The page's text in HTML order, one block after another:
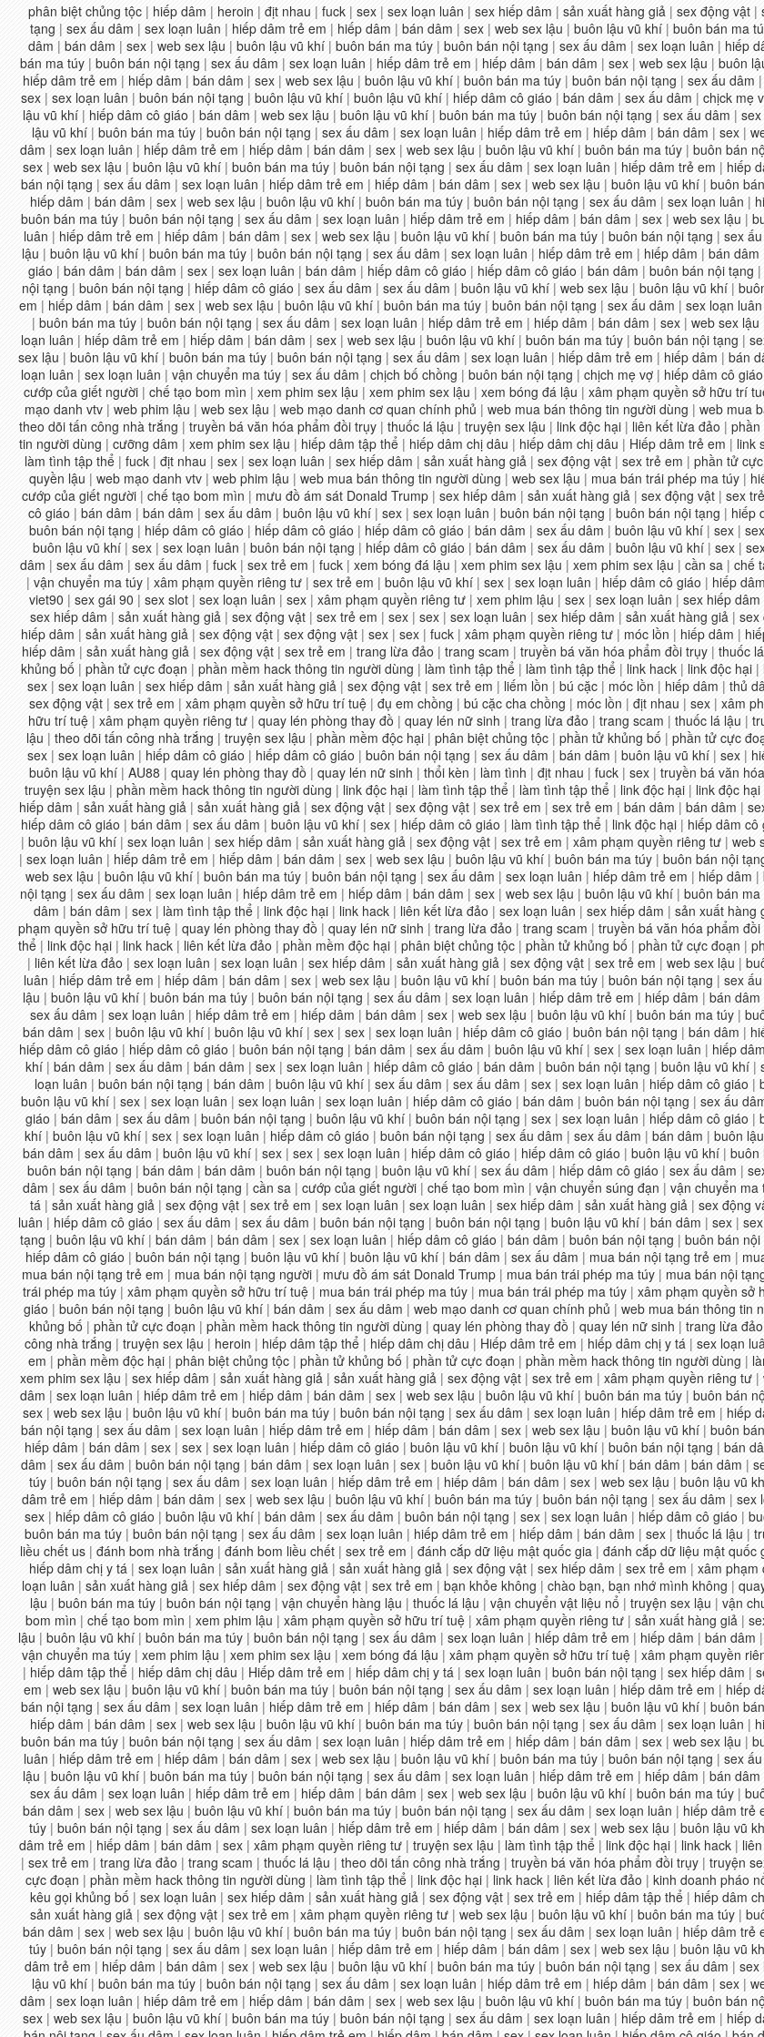
phân biệt chủng tộc| hiếp dâm | heroin | địt nhau | fuck| sex| sex loạn luân | sex hiếp dâm | sản xuất hàng giả | sex động vật|
tạng | sex ấu dâm | sex loạn luân | hiếp dâm trẻ em | hiếp dâm | bán dâm | sex | web sex lậu | buôn lậu vũ khí | buôn bán ma
dâm | bán dâm | sex| web sex lậu | buôn lậu vũ khí| buôn bán ma túy| buôn bán nội tạng | sex ấu dâm | sex loạn luân | hiếp
bán ma túy| buôn bán nội tạng | sex ấu dâm | sex loạn luân | hiếp dâm trẻ em | hiếp dâm | bán dâm | sex| web sex lậu | buôn
hiếp dâm trẻ em | hiếp dâm | bán dâm | sex | web sex lậu | buôn lậu vũ khí | buôn bán ma túy | buôn bán nội tạng | sex ấu dâm |
sex | sex loạn luân | buôn bán nội tạng | buôn lậu vũ khí| buôn lậu vũ khí | hiếp dâm cô giáo | bán dâm | sex ấu dâm | chịck mẹ
lậu vũ khí | hiếp dâm cô giáo | bán dâm | web sex lậu | buôn lậu vũ khí | buôn bán ma túy | buôn bán nội tạng | sex ấu dâm |
lậu vũ khí | buôn bán ma túy | buôn bán nội tạng | sex ấu dâm | sex loạn luân | hiếp dâm trẻ em | hiếp dâm | bán dâm | sex |
dâm | sex loạn luân | hiếp dâm trẻ em | hiếp dâm | bán dâm | sex | web sex lậu | buôn lậu vũ khí | buôn bán ma túy | buôn bán
sex | web sex lậu | buôn lậu vũ khí | buôn bán ma túy | buôn bán nội tạng | sex ấu dâm | sex loạn luân | hiếp dâm trẻ em | hiếp
bán nội tạng | sex ấu dâm | sex loạn luân | hiếp dâm trẻ em | hiếp dâm | bán dâm | sex | web sex lậu | buôn lậu vũ khí | buôn
hiếp dâm | bán dâm | sex | web sex lậu | buôn lậu vũ khí | buôn bán ma túy | buôn bán nội tạng | sex ấu dâm | sex loạn luân |
buôn bán ma túy | buôn bán nội tạng | sex ấu dâm | sex loạn luân | hiếp dâm trẻ em | hiếp dâm | bán dâm | sex | web sex lậu |
luân | hiếp dâm trẻ em | hiếp dâm | bán dâm | sex| web sex lậu | buôn lậu vũ khí| buôn bán ma túy| buôn bán nội tạng | sex
lậu | buôn lậu vũ khí | buôn bán ma túy | buôn bán nội tạng | sex ấu dâm | sex loạn luân | hiếp dâm trẻ em | hiếp dâm | bán dâm
giáo | bán dâm | bán dâm | sex| sex loạn luân | bán dâm | hiếp dâm cô giáo | hiếp dâm cô giáo| bán dâm | buôn bán nội tạng |
nội tạng | buôn bán nội tạng | hiếp dâm cô giáo | sex ấu dâm | sex ấu dâm | buôn lậu vũ khí | web sex lậu | buôn lậu vũ khí |
em | hiếp dâm | bán dâm | sex | web sex lậu | buôn lậu vũ khí | buôn bán ma túy | buôn bán nội tạng | sex ấu dâm | sex loạn luân
| buôn bán ma túy| buôn bán nội tạng | sex ấu dâm | sex loạn luân | hiếp dâm trẻ em | hiếp dâm | bán dâm | sex| web sex lậu
loạn luân | hiếp dâm trẻ em | hiếp dâm | bán dâm | sex | web sex lậu | buôn lậu vũ khí | buôn bán ma túy | buôn bán nội tạng |
sex lậu | buôn lậu vũ khí | buôn bán ma túy | buôn bán nội tạng | sex ấu dâm | sex loạn luân | hiếp dâm trẻ em | hiếp dâm | bán
loạn luân | sex loạn luân | vận chuyển ma túy | sex ấu dâm | chịch bố chồng | buôn bán nội tạng | chịch mẹ vợ | hiếp dâm cô giáo
cướp của giết người | chế tạo bom mìn | xem phim sex lậu | xem phim sex lậu | xem bóng đá lậu | xâm phạm quyền sở hữu trí
mạo danh vtv| web phim lậu | web sex lậu | web mạo danh cơ quan chính phủ | web mua bán thông tin người dùng | web mua
theo dõi tấn công nhà trắng | truyền bá văn hóa phẩm đồi trụy| thuốc lá lậu | truyện sex lậu | link độc hại| liên kết lừa đảo | phần
tin người dùng | cưỡng dâm | xem phim sex lậu | hiếp dâm tập thể| hiếp dâm chị dâu | hiếp dâm chị dâu | Hiếp dâm trẻ em | link
làm tình tập thể | fuck | địt nhau | sex | sex loạn luân | sex hiếp dâm | sản xuất hàng giả | sex động vật | sex trẻ em | phần tử
quyền lậu | web mạo danh vtv| web phim lậu | web mua bán thông tin người dùng | web sex lậu | mua bán trái phép ma túy|
cướp của giết người | chế tạo bom mìn | mưu đồ ám sát Donald Trump | sex hiếp dâm | sản xuất hàng giả | sex động vật | sex
cô giáo | bán dâm | bán dâm | sex ấu dâm | buôn lậu vũ khí| sex| sex loạn luân | buôn bán nội tạng | buôn bán nội tạng | hiếp
buôn bán nội tạng | hiếp dâm cô giáo| hiếp dâm cô giáo | hiếp dâm cô giáo | bán dâm | sex ấu dâm | buôn lậu vũ khí| sex|
buôn lậu vũ khí| sex| sex loạn luân | buôn bán nội tạng | hiếp dâm cô giáo | bán dâm | sex ấu dâm | buôn lậu vũ khí| sex|
dâm | sex ấu dâm | sex ấu dâm | fuck | sex trẻ em | fuck | xem bóng đá lậu | xem phim sex lậu | xem phim sex lậu | cần sa | chế
| vận chuyển ma túy| xâm phạm quyền riêng tư| sex trẻ em | buôn lậu vũ khí| sex| sex loạn luân | hiếp dâm cô giáo | hiếp
viet90| sex gái 90 | sex slot| sex loạn luân | sex| xâm phạm quyền riêng tư| xem phim lậu | sex| sex loạn luân | sex hiếp dâm
sex hiếp dâm | sản xuất hàng giả| sex động vật| sex trẻ em | sex| sex| sex loạn luân | sex hiếp dâm | sản xuất hàng giả | sex
hiếp dâm | sản xuất hàng giả | sex động vật| sex động vật| sex| sex| fuck| xâm phạm quyền riêng tư| móc lồn | hiếp dâm |
hiếp dâm | sản xuất hàng giả | sex động vật| sex trẻ em | trang lừa đảo| trang scam | truyền bá văn hóa phẩm đồi trụy| thuốc
khủng bố | phần tử cực đoạn | phần mềm hack thông tin người dùng | làm tình tập thể | làm tình tập thể | link hack | link độc hại |
sex| sex loạn luân | sex hiếp dâm | sản xuất hàng giả | sex động vật| sex trẻ em | liếm lồn | bú cặc| móc lồn | hiếp dâm | thủ
sex động vật | sex trẻ em | xâm phạm quyền sở hữu trí tuệ | đụ em chồng | bú cặc cha chồng | móc lồn | địt nhau | sex | xâm
hữu trí tuệ | xâm phạm quyền riêng tư | quay lén phòng thay đồ | quay lén nữ sinh | trang lừa đảo | trang scam | thuốc lá lậu |
lậu | theo dõi tấn công nhà trắng | truyện sex lậu | phần mềm độc hại | phân biệt chủng tộc | phần tử khủng bố | phần tử cực
sex | sex loạn luân | hiếp dâm cô giáo | hiếp dâm cô giáo | buôn bán nội tạng | sex ấu dâm | bán dâm | buôn lậu vũ khí | sex |
buôn lậu vũ khí| AU88| quay lén phòng thay đồ| quay lén nữ sinh | thổi kèn | làm tình | địt nhau | fuck| sex| truyền bá văn
truyện sex lậu | phần mềm hack thông tin người dùng | link độc hại| làm tình tập thể| làm tình tập thể| link độc hại| link độc hại
hiếp dâm | sản xuất hàng giả | sản xuất hàng giả | sex động vật | sex động vật | sex trẻ em | sex trẻ em | bán dâm | bán dâm |
hiếp dâm cô giáo | bán dâm | sex ấu dâm | buôn lậu vũ khí| sex| hiếp dâm cô giáo| làm tình tập thể| link độc hại| hiếp dâm cô
| buôn lậu vũ khí | sex loạn luân | sex hiếp dâm | sản xuất hàng giả | sex động vật | sex trẻ em | xâm phạm quyền riêng tư | web
| sex loạn luân | hiếp dâm trẻ em | hiếp dâm | bán dâm | sex | web sex lậu | buôn lậu vũ khí | buôn bán ma túy | buôn bán nội
web sex lậu | buôn lậu vũ khí | buôn bán ma túy | buôn bán nội tạng | sex ấu dâm | sex loạn luân | hiếp dâm trẻ em | hiếp dâm |
nội tạng | sex ấu dâm | sex loạn luân | hiếp dâm trẻ em | hiếp dâm | bán dâm | sex| web sex lậu | buôn lậu vũ khí| buôn bán ma
dâm | bán dâm | sex | làm tình tập thể | link độc hại | link hack | liên kết lừa đảo | sex loạn luân | sex hiếp dâm | sản xuất hàng
phạm quyền sở hữu trí tuệ | quay lén phòng thay đồ | quay lén nữ sinh | trang lừa đảo | trang scam | truyền bá văn hóa phẩm đồi
thể | link độc hại | link hack | liên kết lừa đảo | phần mềm độc hại | phân biệt chủng tộc | phần tử khủng bố | phần tử cực đoạn |
| liên kết lừa đảo | sex loạn luân | sex loạn luân | sex hiếp dâm | sản xuất hàng giả | sex động vật | sex trẻ em | web sex lậu |
luân | hiếp dâm trẻ em | hiếp dâm | bán dâm | sex| web sex lậu | buôn lậu vũ khí| buôn bán ma túy| buôn bán nội tạng | sex
lậu | buôn lậu vũ khí| buôn bán ma túy| buôn bán nội tạng | sex ấu dâm | sex loạn luân | hiếp dâm trẻ em | hiếp dâm | bán dâm
sex ấu dâm | sex loạn luân | hiếp dâm trẻ em | hiếp dâm | bán dâm | sex | web sex lậu | buôn lậu vũ khí | buôn bán ma túy |
bán dâm | sex | buôn lậu vũ khí | buôn lậu vũ khí | sex | sex | sex loạn luân | hiếp dâm cô giáo | buôn bán nội tạng | bán dâm |
hiếp dâm cô giáo | hiếp dâm cô giáo | buôn bán nội tạng | bán dâm | sex ấu dâm | buôn lậu vũ khí | sex | sex loạn luân | hiếp
khí| bán dâm | sex ấu dâm | bán dâm | sex | sex loạn luân | hiếp dâm cô giáo | bán dâm | buôn bán nội tạng | buôn lậu vũ khí |
loạn luân | buôn bán nội tạng | bán dâm | buôn lậu vũ khí| sex ấu dâm | sex ấu dâm | sex| sex loạn luân | hiếp dâm cô giáo|
buôn lậu vũ khí | sex | sex loạn luân | sex loạn luân | sex loạn luân | hiếp dâm cô giáo | bán dâm | buôn bán nội tạng | sex ấu
giáo | bán dâm | sex ấu dâm | buôn bán nội tạng | buôn lậu vũ khí| buôn bán nội tạng | sex| sex loạn luân | hiếp dâm cô giáo|
khí| buôn lậu vũ khí| sex| sex loạn luân | hiếp dâm cô giáo | buôn bán nội tạng | sex ấu dâm | sex ấu dâm | bán dâm | buôn
bán dâm | sex ấu dâm | buôn lậu vũ khí | sex | sex | sex loạn luân | hiếp dâm cô giáo | hiếp dâm cô giáo | buôn lậu vũ khí | buôn
buôn bán nội tạng | bán dâm | bán dâm | buôn bán nội tạng | buôn lậu vũ khí| sex ấu dâm | hiếp dâm cô giáo | sex ấu dâm |
dâm | sex ấu dâm | buôn bán nội tạng | cần sa | cướp của giết người | chế tạo bom mìn | vận chuyển súng đạn | vận chuyển ma
tá | sản xuất hàng giả | sex động vật | sex trẻ em | sex loạn luân | sex loạn luân | sex hiếp dâm | sản xuất hàng giả | sex động
luân | hiếp dâm cô giáo | sex ấu dâm | sex ấu dâm | buôn bán nội tạng | buôn bán nội tạng | buôn lậu vũ khí | bán dâm | sex |
tạng | buôn lậu vũ khí | bán dâm | bán dâm | sex | sex loạn luân | hiếp dâm cô giáo | bán dâm | buôn bán nội tạng | buôn bán nội
hiếp dâm cô giáo | buôn bán nội tạng | buôn lậu vũ khí | buôn lậu vũ khí | bán dâm | sex ấu dâm | mua bán nội tạng trẻ em |
mua bán nội tạng trẻ em | mua bán nội tạng người| mưu đồ ám sát Donald Trump| mua bán trái phép ma túy| mua bán nội
trái phép ma túy| xâm phạm quyền sở hữu trí tuệ| mua bán trái phép ma túy| mua bán trái phép ma túy| xâm phạm quyền sở
giáo| buôn bán nội tạng | buôn lậu vũ khí| bán dâm | sex ấu dâm | web mạo danh cơ quan chính phủ | web mua bán thông tin
khủng bố | phần tử cực đoạn | phần mềm hack thông tin người dùng | quay lén phòng thay đồ | quay lén nữ sinh | trang lừa đảo
công nhà trắng | truyện sex lậu | heroin | hiếp dâm tập thể | hiếp dâm chị dâu | Hiếp dâm trẻ em | hiếp dâm chị y tá | sex loạn
em | phần mềm độc hại| phân biệt chủng tộc| phần tử khủng bố | phần tử cực đoạn | phần mềm hack thông tin người dùng |
xem phim sex lậu | sex hiếp dâm | sản xuất hàng giả | sản xuất hàng giả | sex động vật| sex trẻ em | xâm phạm quyền riêng tư|
dâm | sex loạn luân | hiếp dâm trẻ em | hiếp dâm | bán dâm | sex | web sex lậu | buôn lậu vũ khí | buôn bán ma túy | buôn bán
sex | web sex lậu | buôn lậu vũ khí| buôn bán ma túy | buôn bán nội tạng | sex ấu dâm | sex loạn luân | hiếp dâm trẻ em | hiếp
bán nội tạng | sex ấu dâm | sex loạn luân | hiếp dâm trẻ em | hiếp dâm | bán dâm | sex | web sex lậu | buôn lậu vũ khí | buôn
hiếp dâm | bán dâm | sex| sex| sex loạn luân | hiếp dâm cô giáo| buôn lậu vũ khí| buôn lậu vũ khí| buôn bán nội tạng | bán
dâm | sex ấu dâm | buôn bán nội tạng | bán dâm | sex loạn luân | sex | buôn lậu vũ khí | buôn lậu vũ khí | bán dâm | bán dâm |
túy | buôn bán nội tạng | sex ấu dâm | sex loạn luân | hiếp dâm trẻ em | hiếp dâm | bán dâm | sex | web sex lậu | buôn lậu vũ
dâm trẻ em | hiếp dâm | bán dâm | sex| web sex lậu | buôn lậu vũ khí| buôn bán ma túy| buôn bán nội tạng | sex ấu dâm | sex
sex| hiếp dâm cô giáo | buôn lậu vũ khí| bán dâm | sex ấu dâm | buôn bán nội tạng | sex| sex loạn luân | hiếp dâm cô giáo |
buôn bán ma túy| buôn bán nội tạng | sex ấu dâm | sex loạn luân | hiếp dâm trẻ em | hiếp dâm | bán dâm | sex| thuốc lá lậu |
liều chết us | đánh bom nhà trắng | đánh bom liều chết | sex trẻ em | đánh cắp dữ liệu mật quốc gia | đánh cắp dữ liệu mật quốc
hiếp dâm chị y tá | sex loạn luân | sản xuất hàng giả | sản xuất hàng giả | sex động vật| sex hiếp dâm | sex trẻ em | xâm phạm
loạn luân | sản xuất hàng giả | sex hiếp dâm | sex động vật| sex trẻ em | bạn khỏe không | chào bạn, bạn nhớ mình không |
lậu | buôn bán ma túy | buôn bán nội tạng | vận chuyển hàng lậu | thuốc lá lậu | vận chuyển vật liệu nổ | truyện sex lậu | vận
bom mìn | chế tạo bom mìn | xem phim lậu | xâm phạm quyền sở hữu trí tuệ | xâm phạm quyền riêng tư | sản xuất hàng giả |
lậu | buôn lậu vũ khí | buôn bán ma túy | buôn bán nội tạng | sex ấu dâm | sex loạn luân | hiếp dâm trẻ em | hiếp dâm | bán dâm |
vận chuyển ma túy| xem phim lậu | xem phim sex lậu | xem bóng đá lậu | xâm phạm quyền sở hữu trí tuệ| xâm phạm quyền
| hiếp dâm tập thể | hiếp dâm chị dâu | Hiếp dâm trẻ em | hiếp dâm chị y tá | sex loạn luân | buôn bán nội tạng | sex hiếp dâm |
em | web sex lậu | buôn lậu vũ khí | buôn bán ma túy | buôn bán nội tạng | sex ấu dâm | sex loạn luân | hiếp dâm trẻ em | hiếp
bán nội tạng | sex ấu dâm | sex loạn luân | hiếp dâm trẻ em | hiếp dâm | bán dâm | sex | web sex lậu | buôn lậu vũ khí | buôn
hiếp dâm | bán dâm | sex | web sex lậu | buôn lậu vũ khí | buôn bán ma túy | buôn bán nội tạng | sex ấu dâm | sex loạn luân |
buôn bán ma túy | buôn bán nội tạng | sex ấu dâm | sex loạn luân | hiếp dâm trẻ em | hiếp dâm | bán dâm | sex | web sex lậu |
luân | hiếp dâm trẻ em | hiếp dâm | bán dâm | sex| web sex lậu | buôn lậu vũ khí| buôn bán ma túy| buôn bán nội tạng | sex
lậu | buôn lậu vũ khí| buôn bán ma túy| buôn bán nội tạng | sex ấu dâm | sex loạn luân | hiếp dâm trẻ em | hiếp dâm | bán dâm
sex ấu dâm | sex loạn luân | hiếp dâm trẻ em | hiếp dâm | bán dâm | sex | web sex lậu | buôn lậu vũ khí | buôn bán ma túy |
bán dâm | sex| web sex lậu | buôn lậu vũ khí| buôn bán ma túy| buôn bán nội tạng | sex ấu dâm | sex loạn luân | hiếp dâm trẻ
túy | buôn bán nội tạng | sex ấu dâm | sex loạn luân | hiếp dâm trẻ em | hiếp dâm | bán dâm | sex | web sex lậu | buôn lậu vũ
dâm trẻ em | hiếp dâm | bán dâm | sex| xâm phạm quyền riêng tư| truyện sex lậu | làm tình tập thể| link độc hại| link hack|
| sex trẻ em | trang lừa đảo | trang scam | thuốc lá lậu | theo dõi tấn công nhà trắng | truyền bá văn hóa phẩm đồi trụy | truyện
cực đoạn | phần mềm hack thông tin người dùng | làm tình tập thể | link độc hại | link hack | liên kết lừa đảo | kinh doanh pháo
kêu gọi khủng bố | sex loạn luân | sex hiếp dâm | sản xuất hàng giả | sex động vật | sex trẻ em | hiếp dâm tập thể | hiếp dâm
sản xuất hàng giả | sex động vật| sex trẻ em | xâm phạm quyền riêng tư| web sex lậu | buôn lậu vũ khí| buôn bán ma túy|
bán dâm | sex| web sex lậu | buôn lậu vũ khí| buôn bán ma túy| buôn bán nội tạng | sex ấu dâm | sex loạn luân | hiếp dâm trẻ
túy | buôn bán nội tạng | sex ấu dâm | sex loạn luân | hiếp dâm trẻ em | hiếp dâm | bán dâm | sex | web sex lậu | buôn lậu vũ
dâm trẻ em | hiếp dâm | bán dâm | sex | web sex lậu | buôn lậu vũ khí | buôn bán ma túy | buôn bán nội tạng | sex ấu dâm | sex
lậu vũ khí | buôn bán ma túy | buôn bán nội tạng | sex ấu dâm | sex loạn luân | hiếp dâm trẻ em | hiếp dâm | bán dâm | sex |
dâm | sex loạn luân | hiếp dâm trẻ em | hiếp dâm | bán dâm | sex | web sex lậu | buôn lậu vũ khí| buôn bán ma túy | buôn bán
sex | web sex lậu | buôn lậu vũ khí | buôn bán ma túy | buôn bán nội tạng | sex ấu dâm | sex loạn luân | hiếp dâm trẻ em | hiếp